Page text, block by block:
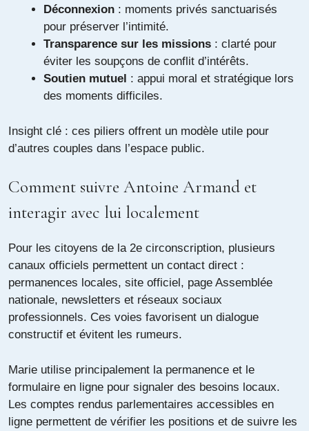
Déconnexion : moments privés sanctuarisés
pour préserver l’intimité.
Transparence sur les missions : clarté pour
éviter les soupçons de conflit d’intérêts.
Soutien mutuel : appui moral et stratégique lors
des moments difficiles.
Insight clé : ces piliers offrent un modèle utile pour
d’autres couples dans l’espace public.
Comment suivre Antoine Armand et
interagir avec lui localement
Pour les citoyens de la 2e circonscription, plusieurs
canaux officiels permettent un contact direct :
permanences locales, site officiel, page Assemblée
nationale, newsletters et réseaux sociaux
professionnels. Ces voies favorisent un dialogue
constructif et évitent les rumeurs.
Marie utilise principalement la permanence et le
formulaire en ligne pour signaler des besoins locaux.
Les comptes rendus parlementaires accessibles en
ligne permettent de vérifier les positions et de suivre les